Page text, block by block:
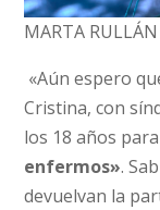
MARTA RULLÁN
«Aún espero
Cristina, con
los 18 años
enfermos».
devuelvan la